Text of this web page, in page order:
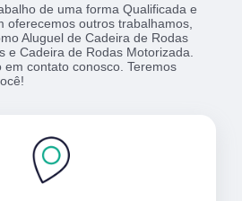
de uma forma Qualificada e
oferecemos outros trabalhamos,
Aluguel de Cadeira de Rodas
e Cadeira de Rodas Motorizada.
em contato conosco. Teremos